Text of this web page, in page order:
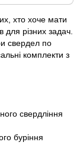
хто хоче мати
для різних задач.
свердел по
комплекти з
свердління
буріння